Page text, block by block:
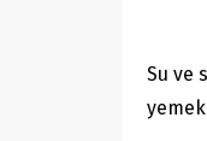
Su ve